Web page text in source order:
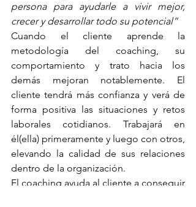
persona para ayudarle a vivir mejor,
crecer y desarrollar todo su potencial”
Cuando el cliente aprende la
metodología del coaching, su
comportamiento y trato hacia los
demás mejoran notablemente. El
cliente tendrá más confianza y verá de
forma positiva las situaciones y retos
laborales cotidianos. Trabajará en
él(ella) primeramente y luego con otros,
elevando la calidad de sus relaciones
dentro de la organización.
El coaching ayuda al cliente a conseguir